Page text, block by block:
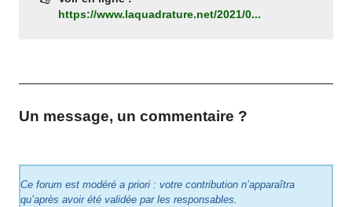
https://www.laquadrature.net/2021/0...
Un message, un commentaire ?
Ce forum est modéré a priori : votre contribution n’apparaîtra
qu’après avoir été validée par les responsables.